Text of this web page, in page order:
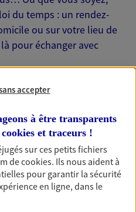
du temps : un rendez-
ou sur votre lieu de
pour échanger avec
à votre épargne : achat
accepter
à être transparents
cookies et traceurs !
sur ces petits fichiers
decookies. Ils nous aident à
pour garantir la sécurité
en ligne, dans le